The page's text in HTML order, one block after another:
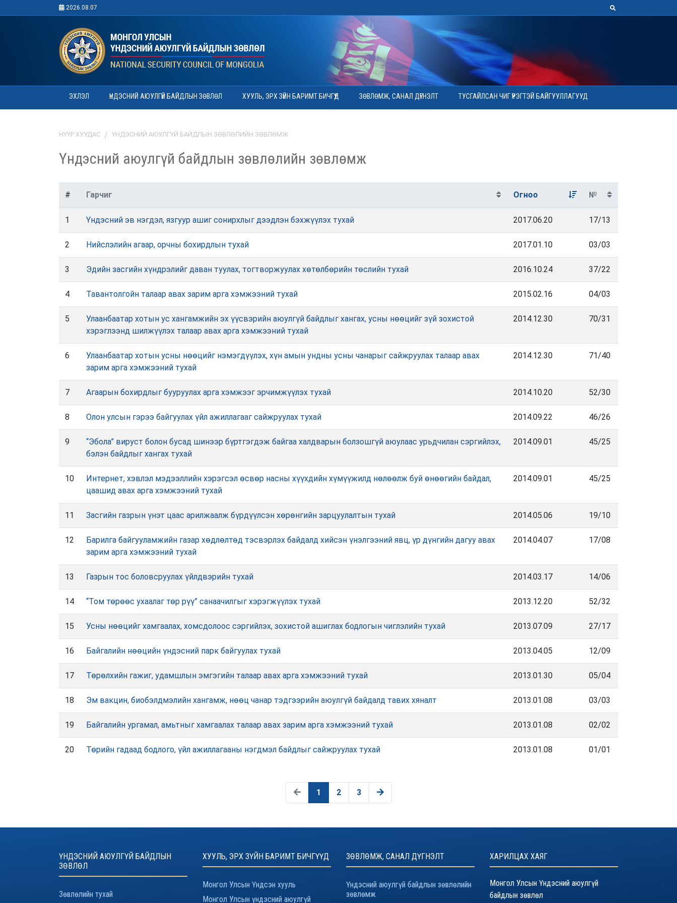
2026.08.07
ЭХЛЭЛ ҮНДЭСНИЙ АЮУЛГҮЙ БАЙДЛЫН ЗӨВЛӨЛ ХУУЛЬ, ЭРХ ЗҮЙН БАРИМТ БИЧГҮҮД ЗӨВЛӨМЖ, САНАЛ ДҮГНЭЛТ ТУСГАЙЛСАН ЧИГ ҮҮРЭГТЭЙ БАЙГУУЛЛАГУУД
НҮҮР ХУУДАС ҮНДЭСНИЙ АЮУЛГҮЙ БАЙДЛЫН ЗӨВЛӨЛИЙН ЗӨВЛӨМЖ
Үндэсний аюулгүй байдлын зөвлөлийн зөвлөмж
# Гарчиг Огноо №
1 Үндэсний эв нэгдэл, язгуур ашиг сонирхлыг дээдлэн бэхжүүлэх тухай 2017.06.20 17/13
2 Нийслэлийн агаар, орчны бохирдлын тухай 2017.01.10 03/03
3 Эдийн засгийн хүндрэлийг даван туулах, тогтворжуулах хөтөлбөрийн төслийн тухай 2016.10.24 37/22
4 Тавантолгойн талаар авах зарим арга хэмжээний тухай 2015.02.16 04/03
5
Улаанбаатар хотын ус хангамжийн эх үүсвэрийн аюулгүй байдлыг хангах, усны нөөцийг зүй зохистой
хэрэглээнд шилжүүлэх талаар авах арга хэмжээний тухай
2014.12.30 70/31
6
Улаанбаатар хотын усны нөөцийг нэмэгдүүлэх, хүн амын ундны усны чанарыг сайжруулах талаар авах
зарим арга хэмжээний тухай
2014.12.30 71/40
7 Агаарын бохирдлыг бууруулах арга хэмжээг эрчимжүүлэх тухай 2014.10.20 52/30
8 Олон улсын гэрээ байгуулах үйл ажиллагааг сайжруулах тухай 2014.09.22 46/26
9
“Эбола” вируст болон бусад шинээр бүртгэгдэж байгаа халдварын болзошгүй аюулаас урьдчилан сэргийлэх,
бэлэн байдлыг хангах тухай
2014.09.01 45/25
10
Интернет, хэвлэл мэдээллийн хэрэгсэл өсвөр насны хүүхдийн хүмүүжилд нөлөөлж буй өнөөгийн байдал,
цаашид авах арга хэмжээний тухай
2014.09.01 45/25
11 Засгийн газрын үнэт цаас арилжаалж бүрдүүлсэн хөрөнгийн зарцуулалтын тухай 2014.05.06 19/10
12
Барилга байгууламжийн газар хөдлөлтөд тэсвэрлэх байдалд хийсэн үнэлгээний явц, үр дүнгийн дагуу авах
зарим арга хэмжээний тухай
2014.04.07 17/08
13 Газрын тос боловсруулах үйлдвэрийн тухай 2014.03.17 14/06
14 “Том төрөөс ухаалаг төр рүү” санаачилгыг хэрэгжүүлэх тухай 2013.12.20 52/32
15 Усны нөөцийг хамгаалах, хомсдолоос сэргийлэх, зохистой ашиглах бодлогын чиглэлийн тухай 2013.07.09 27/17
16 Байгалийн нөөцийн үндэсний парк байгуулах тухай 2013.04.05 12/09
17 Төрөлхийн гажиг, удамшлын эмгэгийн талаар авах арга хэмжээний тухай 2013.01.30 05/04
18 Эм вакцин, биобэлдмэлийн хангамж, нөөц чанар тэдгээрийн аюулгүй байдалд тавих хяналт 2013.01.08 03/03
19 Байгалийн ургамал, амьтныг хамгаалах талаар авах зарим арга хэмжээний тухай 2013.01.08 02/02
20 Төрийн гадаад бодлого, үйл ажиллагааны нэгдмэл байдлыг сайжруулах тухай 2013.01.08 01/01
1 2 3
ҮНДЭСНИЙ АЮУЛГҮЙ БАЙДЛЫН
ЗӨВЛӨЛ
Зөвлөлийн тухай
ХУУЛЬ, ЭРХ ЗҮЙН БАРИМТ БИЧГҮҮД
Монгол Улсын Үндсэн хууль
Монгол Улсын үндэсний аюулгүй
ЗӨВЛӨМЖ, САНАЛ ДҮГНЭЛТ
Үндэсний аюулгүй байдлын зөвлөлийн
зөвлөмж
ХАРИЛЦАХ ХАЯГ
Монгол Улсын Үндэсний аюулгүй
байдлын зөвлөл